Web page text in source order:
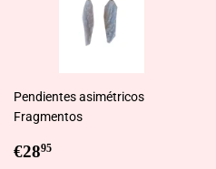
Pendientes asimétricos
Fragmentos
Regular
€2895